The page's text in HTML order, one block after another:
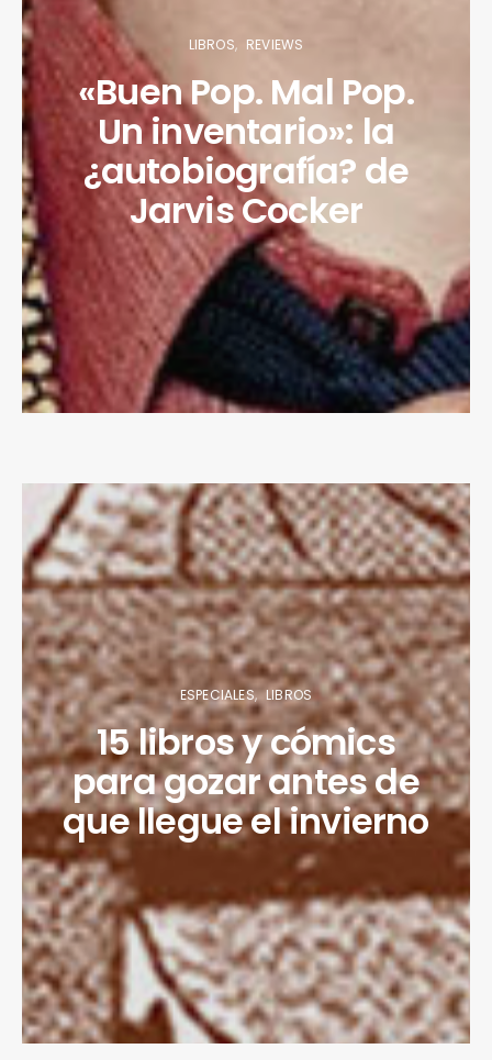
LIBROS REVIEWS
«Buen Pop. Mal Pop.
Un inventario»: la
¿autobiografía? de
Jarvis Cocker
ESPECIALES LIBROS
15 libros y cómics
para gozar antes de
que llegue el invierno